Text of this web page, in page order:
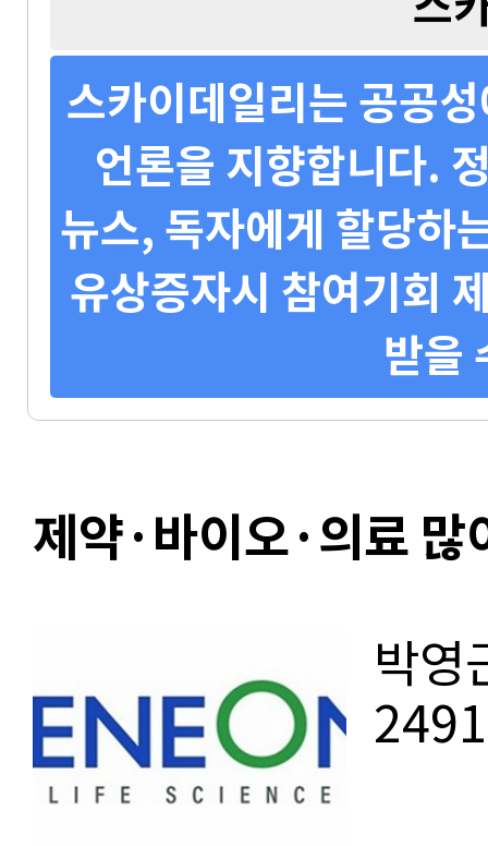
스카이데일리는 공공
언론을 지향합니다.
뉴스, 독자에게 할당하
유상증자시 참여기회
받을
제약·바이오·의료 많
박영